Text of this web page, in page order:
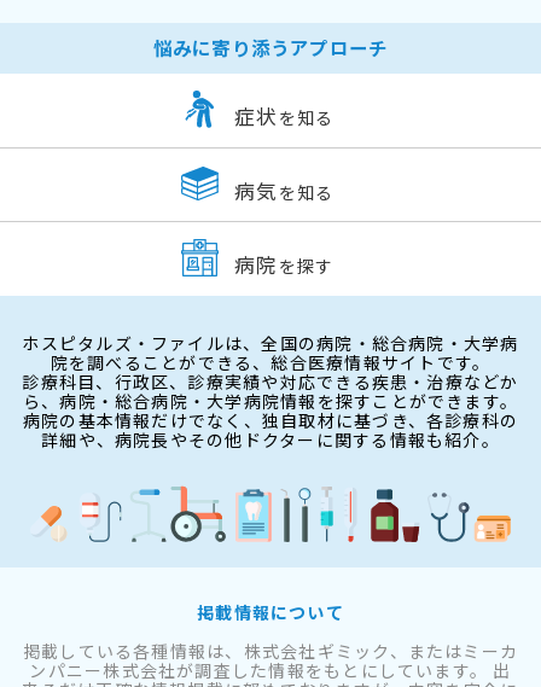
悩みに寄り添うアプローチ
症状 を知る
病気 を知る
病院 を探す
ホスピタルズ・ファイルは、全国の病院・総合病院・大学病
院を調べることができる、総合医療情報サイトです。
診療科目、行政区、診療実績や対応できる疾患・治療などか
ら、病院・総合病院・大学病院情報を探すことができます。
病院の基本情報だけでなく、独自取材に基づき、各診療科の
詳細や、病院長やその他ドクターに関する情報も紹介。
掲載情報について
掲載している各種情報は、株式会社ギミック、またはミーカ
ンパニー株式会社が調査した情報をもとにしています。 出